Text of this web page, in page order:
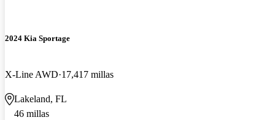
2024 Kia Sportage
X-Line AWD 17,417 millas
Lakeland, FL
46 millas